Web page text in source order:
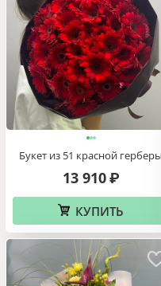
Корзина с белыми розами
Роскошь
29 450₽
КУПИТЬ